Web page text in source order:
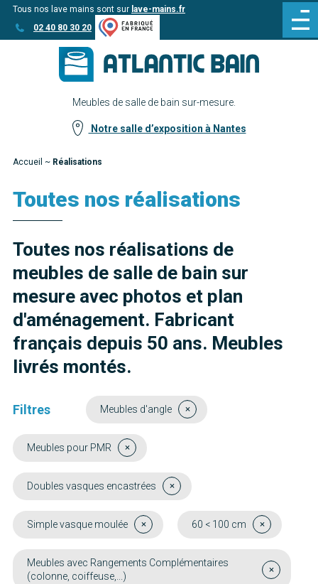
Aller
au
Aller au
contenu
Tous nos lave mains sont sur lave-mains.fr
02 40 80 30 20
Meubles de salle de bain sur-mesure.
Notre salle d’exposition à Nantes
Accueil ~ Réalisations
Toutes nos réalisations
Toutes nos réalisations de
meubles de salle de bain sur
mesure avec photos et plan
d'aménagement. Fabricant
français depuis 50 ans. Meubles
livrés montés.
Filtres Meubles d'angle
Meubles pour PMR
Doubles vasques encastrées
Simple vasque moulée 60 < 100 cm
Meubles avec Rangements Complémentaires
(colonne, coiffeuse,...)